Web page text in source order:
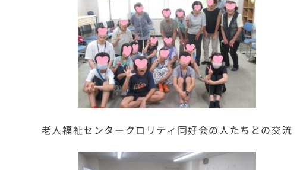
老人福祉センタークロリティ同好会の人たちとの交流